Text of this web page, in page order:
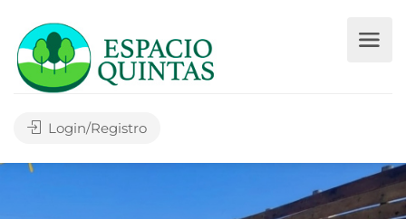
Login/Registro